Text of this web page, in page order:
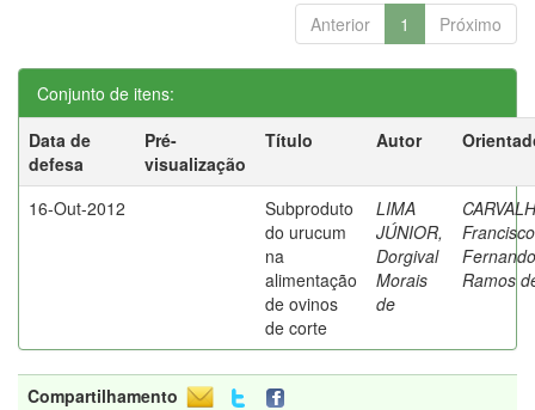
Anterior 1 Próximo
Conjunto de itens:
Data de
defesa
Pré-
visualização
Título Autor
16-Out-2012
Subproduto
do urucum
na
alimentação
de ovinos
de corte
LIMA
JÚNIOR,
Dorgival
Morais
de
Francisco
Fernando
Ramos
Compartilhamento